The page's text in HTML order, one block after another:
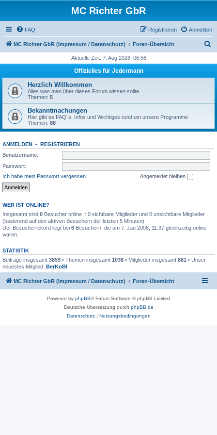
MC Richter GbR
FAQ Anmelden
Registrieren
MC Richter GbR (Impressum / Datenschutz) Foren-Übersicht
h
Aktuelle Zeit: 7. Aug 2026, 06:56
Offizielles für Jedermann
Herzlich Willkommen
Alles was man über dieses Forum wissen sollte
Themen: 5
Bekanntmachungen
Hier gibt es FAQ´s, Infos und Wichtiges rund um unsere Programme
Themen: 88
ANMELDEN • REGISTRIEREN
Benutzername:
Passwort:
Ich habe mein Passwort vergessen
Angemeldet bleiben
WER IST ONLINE?
Insgesamt sind 0 Besucher online :: 0 sichtbare Mitglieder und 0 unsichtbare Mitglieder
(basierend auf den aktiven Besuchern der letzten 5 Minuten)
Der Besucherrekord liegt bei 6 Besuchern, die am 7. Jan 2008, 11:37 gleichzeitig online
waren.
STATISTIK
Beiträge insgesamt 3859 • Themen insgesamt 1038 • Mitglieder insgesamt 881 • Unser
neuestes Mitglied: BerKoBl
MC Richter GbR (Impressum / Datenschutz) Foren-Übersicht
Powered by phpBB® Forum Software © phpBB Limited
Deutsche Übersetzung durch phpBB.de
Datenschutz| Nutzungsbedingungen